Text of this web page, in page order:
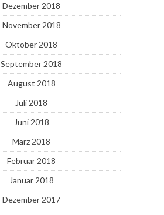
Dezember 2018
November 2018
Oktober 2018
September 2018
August 2018
Juli 2018
Juni 2018
März 2018
Februar 2018
Januar 2018
Dezember 2017